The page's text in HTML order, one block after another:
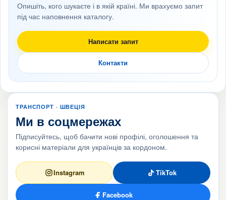
Опишіть, кого шукаєте і в якій країні. Ми врахуємо запит
під час наповнення каталогу.
Написати запит
Контакти
ТРАНСПОРТ · ШВЕЦІЯ
Ми в соцмережах
Підписуйтесь, щоб бачити нові профілі, оголошення та
корисні матеріали для українців за кордоном.
Instagram TikTok
Facebook